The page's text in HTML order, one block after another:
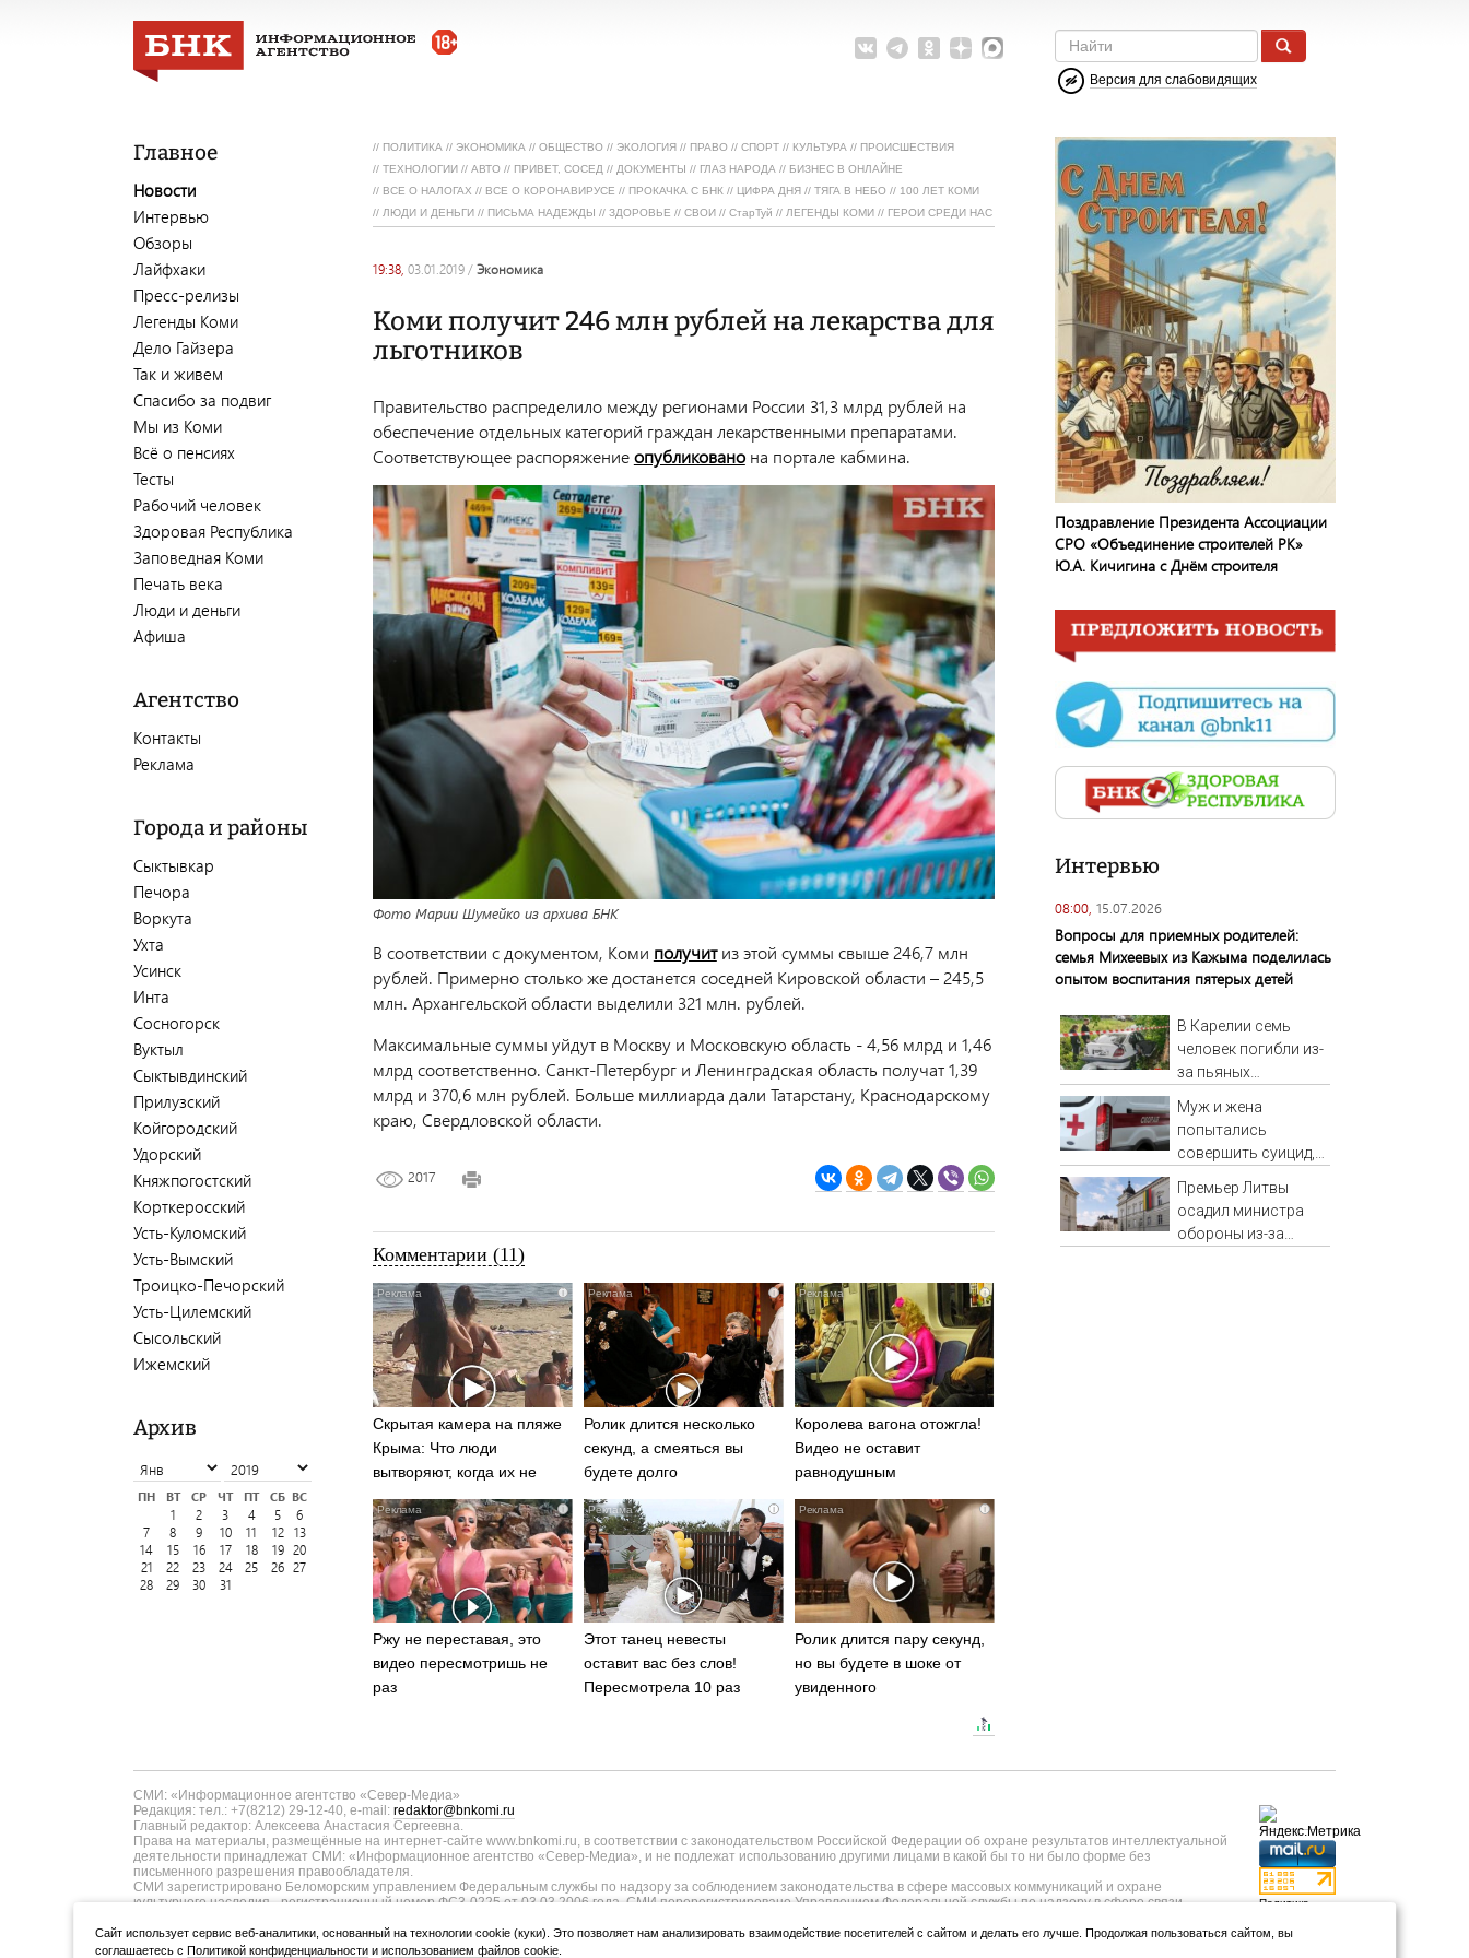
Версия для слабовидящих
Главное
Новости
Интервью
Обзоры
Лайфхаки
Пресс-релизы
Легенды Коми
Дело Гайзера
Так и живем
Спасибо за подвиг
Мы из Коми
Всё о пенсиях
Тесты
Рабочий человек
Здоровая Республика
Заповедная Коми
Печать века
Люди и деньги
Афиша
Агентство
Контакты
Реклама
Города и районы
Сыктывкар
Печора
Воркута
Ухта
Усинск
Инта
Сосногорск
Вуктыл
Сыктывдинский
Прилузский
Койгородский
Удорский
Княжпогостский
Корткеросский
Усть-Куломский
Усть-Вымский
Троицко-Печорский
Усть-Цилемский
Сысольский
Ижемский
Архив
ПН ВТ СР ЧТ ПТ СБ ВС
1
2 3 4 5
6
7
8 9 10 11 12
13
14
15 16 17 18 19 20
21
22 23 24 25 26 27
28
29 30 31
// ПОЛИТИКА // ЭКОНОМИКА // ОБЩЕСТВО // ЭКОЛОГИЯ // ПРАВО // СПОРТ // КУЛЬТУРА // ПРОИСШЕСТВИЯ
// ТЕХНОЛОГИИ // АВТО // ПРИВЕТ, СОСЕД // ДОКУМЕНТЫ // ГЛАЗ НАРОДА // БИЗНЕС В ОНЛАЙНЕ
// ВСЕ О НАЛОГАХ // ВСЕ О КОРОНАВИРУСЕ // ПРОКАЧКА С БНК // ЦИФРА ДНЯ // ТЯГА В НЕБО // 100 ЛЕТ КОМИ
// ЛЮДИ И ДЕНЬГИ // ПИСЬМА НАДЕЖДЫ // ЗДОРОВЬЕ // СВОИ // СтарТуй // ЛЕГЕНДЫ КОМИ // ГЕРОИ СРЕДИ НАС
19:38, 03.01.2019 / экономика
Коми получит 246 млн рублей на лекарства для
льготников
Правительство распределило между регионами России 31,3 млрд рублей на
обеспечение отдельных категорий граждан лекарственными препаратами.
Соответствующее распоряжениеопубликованона портале кабмина.
Фото Марии Шумейко из архива БНК
В соответствии с документом, Коми получитиз этой суммы свыше 246,7 млн
рублей. Примерно столько же достанется соседней Кировской области – 245,5
млн. Архангельской области выделили 321 млн. рублей.
Максимальные суммы уйдут в Москву и Московскую область - 4,56 млрд и 1,46
млрд соответственно. Санкт-Петербург и Ленинградская область получат 1,39
млрд и 370,6 млн рублей. Больше миллиарда дали Татарстану, Краснодарскому
краю, Свердловской области.
2017
Комментарии (11)
i
Скрытая камера на пляже
Крыма: Что люди
вытворяют, когда их не
видят...
i
Ролик длится несколько
секунд, а смеяться вы
будете долго
i
Королева вагона отожгла!
Видео не оставит
равнодушным
i
Ржу не переставая, это
видео пересмотришь не
раз
i
Этот танец невесты
оставит вас без слов!
Пересмотрела 10 раз
i
Ролик длится пару секунд,
но вы будете в шоке от
увиденного
Поздравление Президента Ассоциации
СРО «Объединение строителей РК»
Ю.А. Кичигина с Днём строителя
Интервью
08:00, 15.07.2026
Вопросы для приемных родителей:
семья Михеевых из Кажыма поделилась
опытом воспитания пятерых детей
В Карелии семь
человек погибли из-
за пьяных
Муж и жена
попытались
совершить суицид,
оперативные
службы
Премьер Литвы
осадил министра
обороны из-за
СМИ: «Информационное агентство «Север-Медиа»
Редакция: тел.: +7(8212) 29-12-40, e-mail: redaktor@bnkomi.ru
Главный редактор: Алексеева Анастасия Сергеевна.
Права на материалы, размещённые на интернет-сайте www.bnkomi.ru, в соответствии с законодательством Российской Федерации об охране результатов интеллектуальной
деятельности принадлежат СМИ: «Информационное агентство «Север-Медиа», и не подлежат использованию другими лицами в какой бы то ни было форме без
письменного разрешения правообладателя.
СМИ зарегистрировано Беломорским управлением Федеральным службы по надзору за соблюдением законодательства в сфере массовых коммуникаций и охране
культурного наследия - регистрационный номер ФС3-0225 от 03.03.2006 года. СМИ перерегистрировано Управлением Федеральной службы по надзору в сфере связи,
ТУ11-00371 от 01.06.2017 года. В запись о регистрации СМИ внесены изменения Федеральной службы по надзору в сфере связи, информационных технологий и массовых
коммуникаций в связи с изменением территории распространения, уточнением тематики - регистрационный номер ИА № ФС77-75817 от 23.05.2019 года.
Политика
Использование
Cайт использует сервис веб-аналитики, основанный на технологии cookie (куки). Это позволяет нам анализировать взаимодействие посетителей с сайтом и делать его лучше. Продолжая пользоваться сайтом, вы
соглашаетесь сПолитикой конфиденциальности ииспользованием файлов cookie